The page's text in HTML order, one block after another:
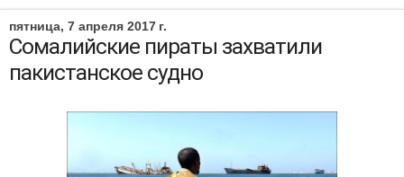
пятница, 7 апреля 2017 г.
Сомалийские пираты захватили
пакистанское судно